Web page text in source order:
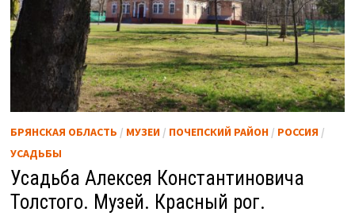
БРЯНСКАЯ ОБЛАСТЬ / МУЗЕИ/ ПОЧЕПСКИЙ РАЙОН/ РОССИЯ /
УСАДЬБЫ
Усадьба Алексея Константиновича
Толстого. Музей. Красный рог.